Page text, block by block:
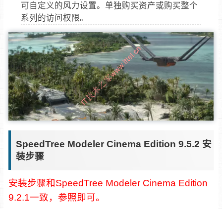
可自定义的风力设置。单独购买资产或购买整个
系列的访问权限。
SpeedTree Modeler Cinema Edition 9.5.2 安
装步骤
安装步骤和SpeedTree Modeler Cinema Edition
9.2.1一致，参照即可。